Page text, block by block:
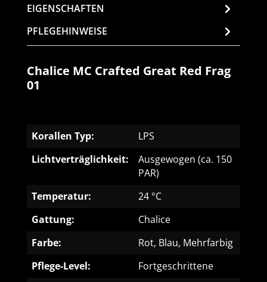
EIGENSCHAFTEN
PFLEGEHINWEISE
Chalice MC Crafted Great Red Frag
01
Korallen Typ:
LPS
Lichtverträglichkeit:
Ausgewogen (ca. 150
PAR)
Temperatur:
24 °C
Gattung:
Chalice
Farbe:
Rot, Blau, Mehrfarbig
Pflege-Level:
Fortgeschrittene